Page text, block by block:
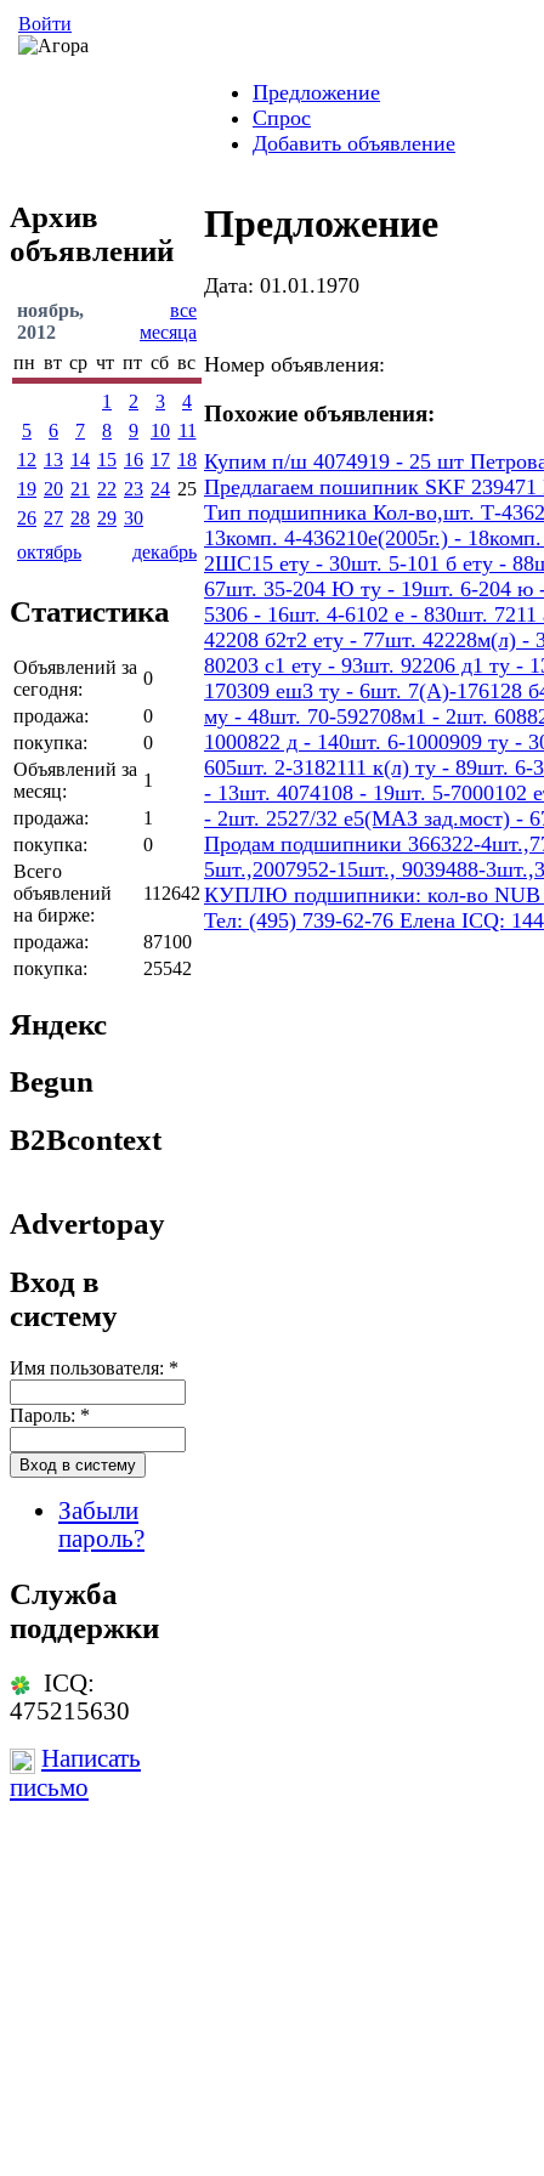
Войти
Предложение
Спрос
Добавить объявление
Архив
объявлений
ноябрь,
2012
все
месяца
пн вт ср чт пт сб вс
1
2 3
4
5
6 7 8 9 10 11
12 13 14 15 16 17 18
19 20 21 22 23 24 25
26 27 28 29 30
октябрь
декабрь
Статистика
Объявлений за
сегодня:
0
продажа:
0
покупка:
0
Объявлений за
месяц:
1
продажа:
1
покупка:
0
Всего
объявлений
на бирже:
112642
продажа:
87100
покупка:
25542
Яндекс
Begun
B2Bcontext
Advertopay
Вход в
систему
Имя пользователя: *
Пароль: *
Забыли
пароль?
Служба
поддержки
ICQ:
475215630
Написать
письмо
Предложение
Дата: 01.01.1970
Номер объявления:
Похожие объявления:
Купим п/ш 4074919 - 25 шт
Предлагаем пошипник SKF 239471
Тип подшипника Кол-во,шт. Т-
13комп. 4-436210е(2005г.) -
2ШС15 ету - 30шт. 5-101 б ету -
67шт. 35-204 Ю ту - 19шт. 6-204 ю
5306 - 16шт. 4-6102 е - 830шт.
42208 б2т2 ету - 77шт. 42228м(л)
80203 с1 ету - 93шт. 92206 д1 ту
170309 еш3 ту - 6шт. 7(А)-176128
му - 48шт. 70-592708м1 - 2шт.
1000822 д - 140шт. 6-1000909 ту -
605шт. 2-3182111 к(л) ту - 89шт.
- 13шт. 4074108 - 19шт. 5-7000102
- 2шт. 2527/32 е5(МАЗ зад.мост) -
Продам подшипники 366322-
5шт.,2007952-15шт., 9039488-
КУПЛЮ подшипники: кол-во NUB
Тел: (495) 739-62-76 Елена ICQ: